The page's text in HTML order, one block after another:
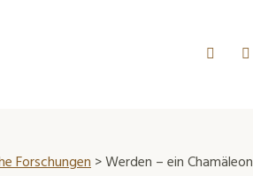
Forschungen> Werden – ein